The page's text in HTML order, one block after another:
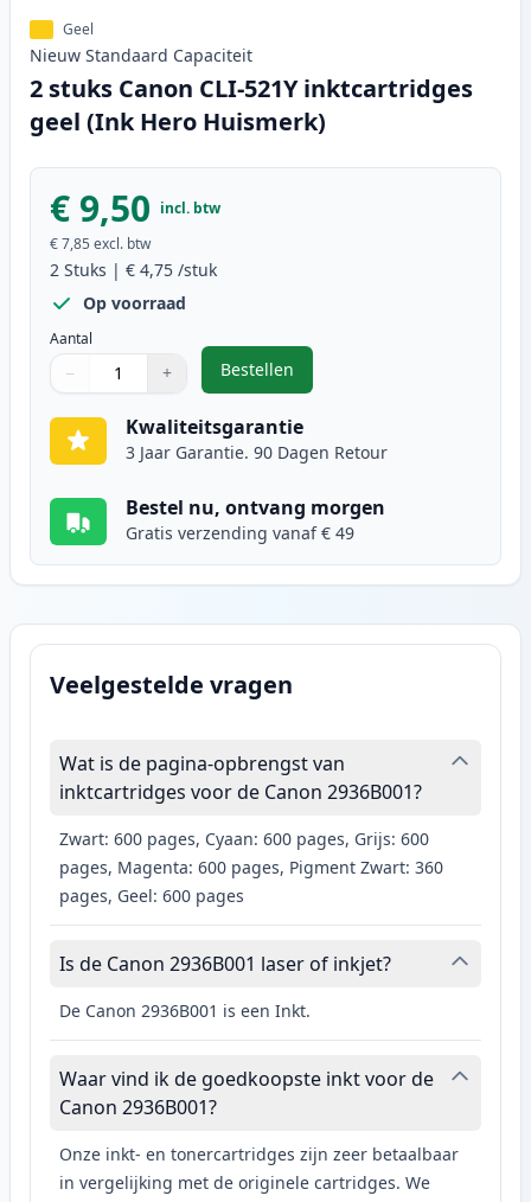
Geel
Nieuw Standaard Capaciteit
2 stuks Canon CLI-521Y inktcartridges
geel (Ink Hero Huismerk)
€ 9,50 incl. btw
€ 7,85 excl. btw
2 Stuks | € 4,75 /stuk
Op voorraad
Aantal
Gebruik de knoppen om aan te passen
− +
1
Bestellen
,2 stuks Canon CLI-521Y
Kwaliteitsgarantie
3 Jaar Garantie. 90 Dagen Retour
Bestel nu, ontvang morgen
Gratis verzending vanaf € 49
Veelgestelde vragen
Wat is de pagina-opbrengst van
inktcartridges voor de Canon 2936B001?
Zwart: 600 pages, Cyaan: 600 pages, Grijs: 600
pages, Magenta: 600 pages, Pigment Zwart: 360
pages, Geel: 600 pages
Is de Canon 2936B001 laser of inkjet?
De Canon 2936B001 is een Inkt.
Waar vind ik de goedkoopste inkt voor de
Canon 2936B001?
Onze inkt- en tonercartridges zijn zeer betaalbaar
in vergelijking met de originele cartridges. We